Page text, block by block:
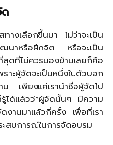
ด
างเลือกขึ้นมา ไม่ว่าจะเป็น
ฒนาหรือฝึกจิต หรือจะเป็น
ที่ไม่ควรมองข้ามเลยก็คือ
าะผู้จัดจะเป็นหนึ่งในตัวบอก
น เพียงแค่เรานำชื่อผู้จัดไป
รู้ได้แล้วว่าผู้จัดนั้นๆ มีความ
งานมาแล้วกี่ครั้ง เพื่อที่เรา
ะสบการณ์ในการจัดอบรม